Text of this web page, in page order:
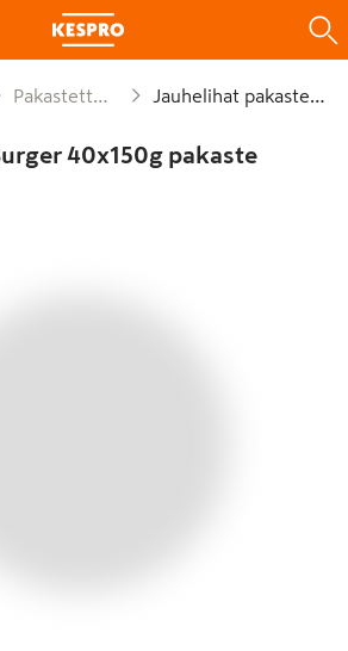
Pakastettu liha Jauhelihat pakastettu
40x150g pakaste